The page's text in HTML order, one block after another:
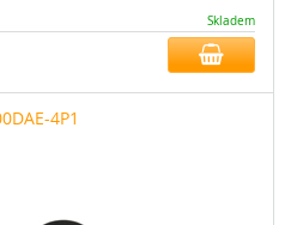
Skladem
4P1